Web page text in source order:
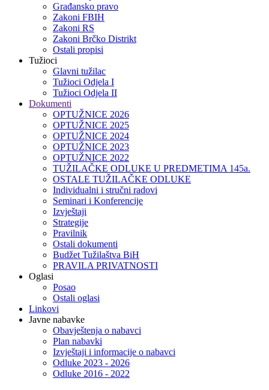
Građansko pravo
Zakoni FBIH
Zakoni RS
Zakoni Brčko Distrikt
Ostali propisi
Tužioci
Glavni tužilac
Tužioci Odjela I
Tužioci Odjela II
Dokumenti
OPTUŽNICE 2026
OPTUŽNICE 2025
OPTUŽNICE 2024
OPTUŽNICE 2023
OPTUŽNICE 2022
TUŽILAČKE ODLUKE U PREDMETIMA 145a.
OSTALE TUŽILAČKE ODLUKE
Individualni i stručni radovi
Seminari i Konferencije
Izvještaji
Strategije
Pravilnik
Ostali dokumenti
Budžet Tužilaštva BiH
PRAVILA PRIVATNOSTI
Oglasi
Posao
Ostali oglasi
Linkovi
Javne nabavke
Obavještenja o nabavci
Plan nabavki
Izvještaji i informacije o nabavci
Odluke 2023 - 2026
Odluke 2016 - 2022